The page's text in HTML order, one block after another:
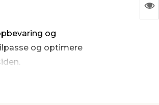
og
og optimere